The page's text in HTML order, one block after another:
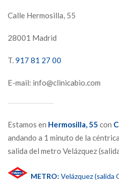
Calle Hermosilla, 55
28001 Madrid
T.917 81 27 00
E-mail: info@clinicabio.com
Estamos en Hermosilla,55 con
andando a 1 minuto de la
salida del metro Velázquez
METRO: Velázquez (salida